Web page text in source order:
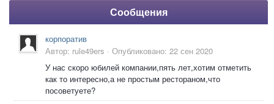
Сообщения
корпоратив
Автор: rule49ers · Опубликовано: 22 сен 2020
У нас скоро юбилей компании,пять лет,хотим отметить
как то интересно,а не простым рестораном,что
посоветуете?